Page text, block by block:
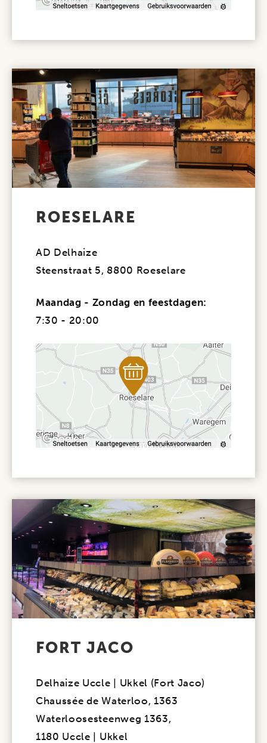
ROESELARE
AD Delhaize
Steenstraat 5, 8800 Roeselare
Maandag - Zondag en feestdagen:
7:30 - 20:00
FORT JACO
Delhaize Uccle | Ukkel (Fort Jaco)
Chaussée de Waterloo, 1363
Waterloosesteenweg 1363,
1180 Uccle | Ukkel